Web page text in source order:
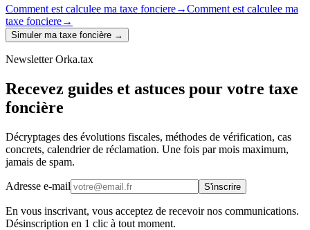
Comment est calculee ma taxe fonciere→Comment est calculee ma
taxe fonciere→
Simuler ma taxe foncière →
Newsletter Orka.tax
Recevez guides et astuces pour votre taxe
foncière
Décryptages des évolutions fiscales, méthodes de vérification, cas
concrets, calendrier de réclamation. Une fois par mois maximum,
jamais de spam.
Adresse e-mail S'inscrire
En vous inscrivant, vous acceptez de recevoir nos communications.
Désinscription en 1 clic à tout moment.